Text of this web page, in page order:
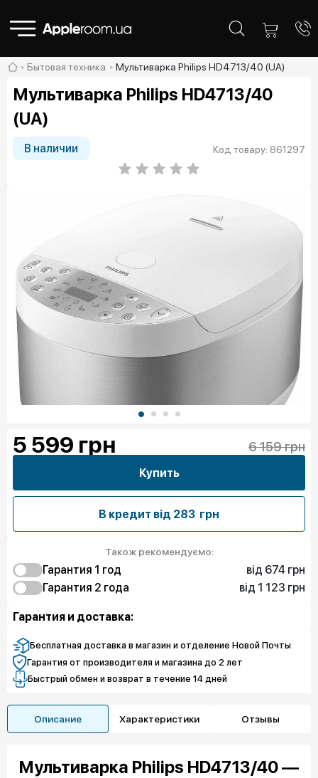
Бытовая техника Мультиварка Philips HD4713/40 (UA)
Мультиварка Philips HD4713/40
(UA)
В наличии Код товару: 861297
5 599 грн 6 159 грн
Купить
В кредит від 283 грн
Також рекомендуємо:
Гарантия 1 год
від 674 грн
Защита от дефектов
674 грн
Гарантия 2 года
від 1 123 грн
Полная защита
Гарантия и доставка:
Бесплатная доставка в магазин и отделение Новой Почты
Гарантия от производителя и магазина до 2 лет
Быстрый обмен и возврат в течение 14 дней
Описание Характеристики Отзывы
Мультиварка Philips HD4713/40 —